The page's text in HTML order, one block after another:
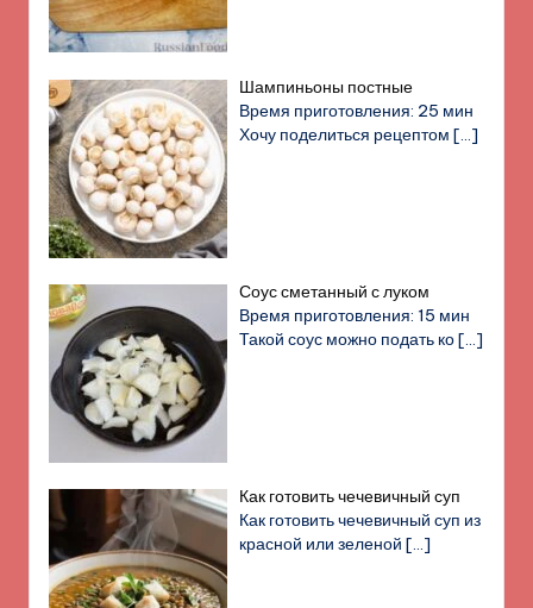
Шампиньоны постные
Время приготовления: 25 мин
Хочу поделиться рецептом[…]
Соус сметанный с луком
Время приготовления: 15 мин
Такой соус можно подать ко[…]
Как готовить чечевичный суп
Как готовить чечевичный суп из
красной или зеленой[…]